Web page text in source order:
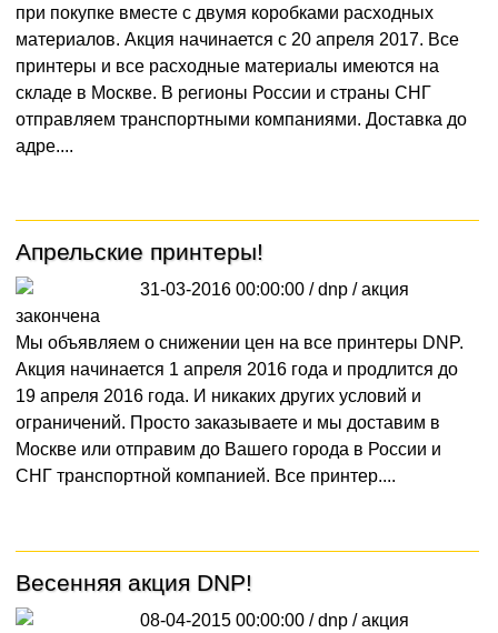
при покупке вместе с двумя коробками расходных
материалов. Акция начинается с 20 апреля 2017. Все
принтеры и все расходные материалы имеются на
складе в Москве. В регионы России и страны СНГ
отправляем транспортными компаниями. Доставка до
адре....
Апрельские принтеры!
31-03-2016 00:00:00 / dnp /акция
закончена
Мы объявляем о снижении цен на все принтеры DNP.
Акция начинается 1 апреля 2016 года и продлится до
19 апреля 2016 года. И никаких других условий и
ограничений. Просто заказываете и мы доставим в
Москве или отправим до Вашего города в России и
СНГ транспортной компанией. Все принтер....
Весенняя акция DNP!
08-04-2015 00:00:00 / dnp /акция